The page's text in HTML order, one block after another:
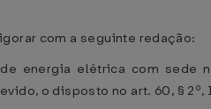
com a seguinte redação:
energia elétrica com sede
o disposto no art. 60, §